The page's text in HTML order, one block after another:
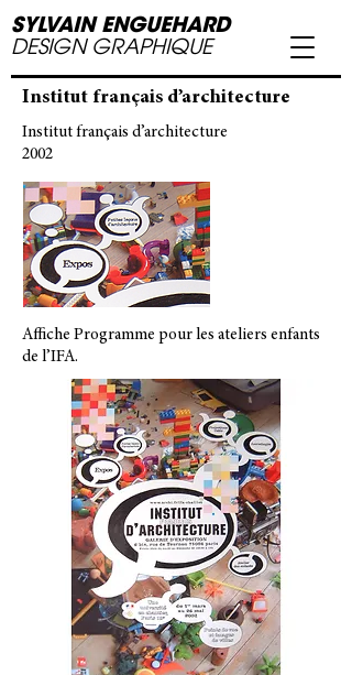
DESIGN GRAPHIQUE
SYLVAIN ENGUEHARD
Institut français d’architecture
Institut français d’architecture
2002
Affiche Programme pour les ateliers enfants
de l’IFA.